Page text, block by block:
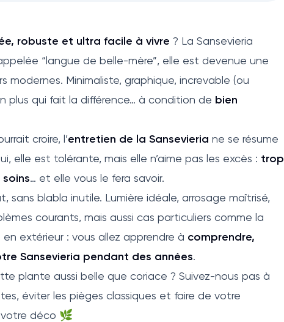
robuste et ultra facile à vivre ? La Sansevieria
“langue de belle-mère”, elle est devenue une
modernes. Minimaliste, graphique, increvable (ou
plus qui fait la différence… à condition de bien
croire, l’entretien de la Sansevieria ne se résume
elle est tolérante, mais elle n’aime pas les excès : trop
… et elle vous le fera savoir.
sans blabla inutile. Lumière idéale, arrosage maîtrisé,
courants, mais aussi cas particuliers comme la
extérieur : vous allez apprendre à comprendre,
Sansevieria pendant des années.
plante aussi belle que coriace ? Suivez-nous pas à
éviter les pièges classiques et faire de votre
votre déco 🌿